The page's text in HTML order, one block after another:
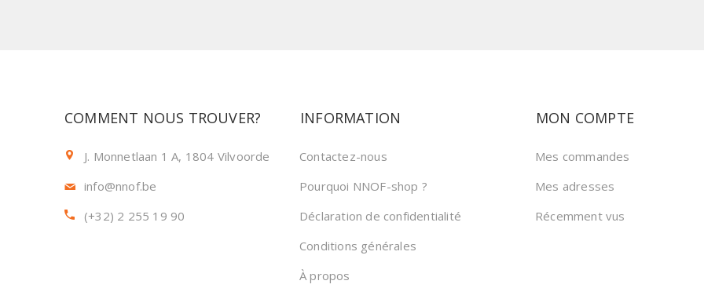
COMMENT NOUS TROUVER?
J. Monnetlaan 1 A, 1804 Vilvoorde
info@nnof.be
(+32) 2 255 19 90
INFORMATION
Contactez-nous
Pourquoi NNOF-shop ?
Déclaration de confidentialité
Conditions générales
À propos
MON COMPTE
Mes commandes
Mes adresses
Récemment vus